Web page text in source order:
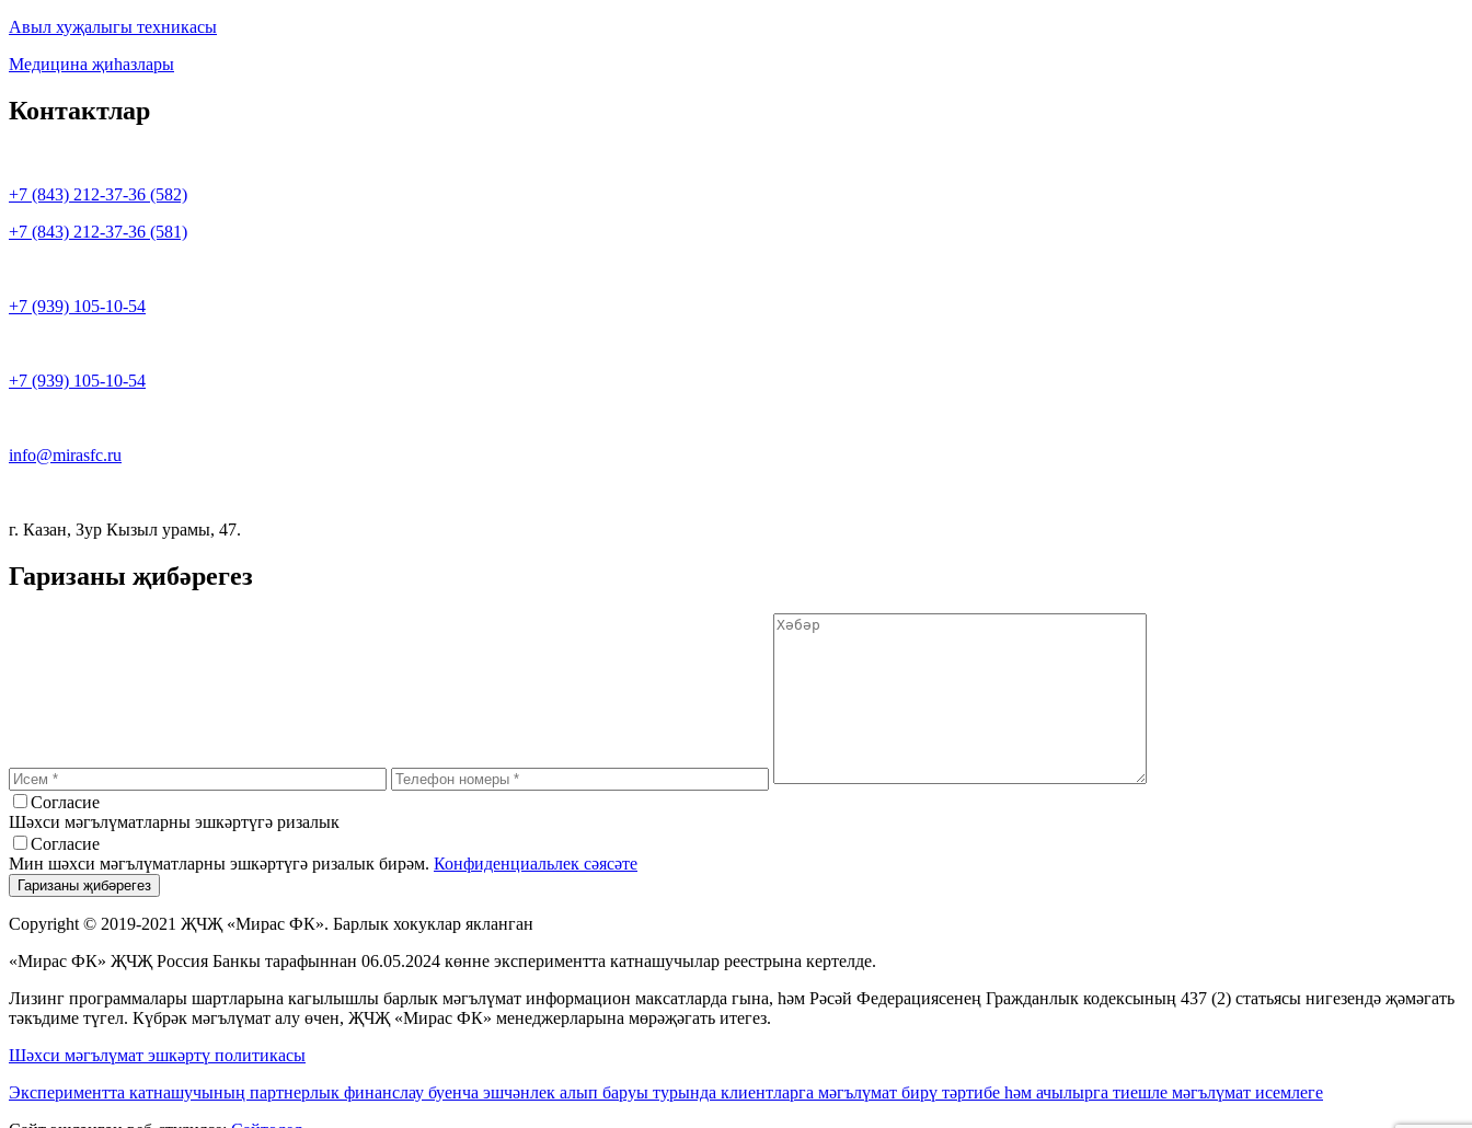
Авыл хуҗалыгы техникасы
Медицина җиһазлары
Контактлар
+7 (843) 212-37-36 (582)
+7 (843) 212-37-36 (581)
+7 (939) 105-10-54
+7 (939) 105-10-54
info@mirasfc.ru
г. Казан, Зур Кызыл урамы, 47.
Гаризаны җибәрегез
Согласие
Шәхси мәгълүматларны эшкәртүгә ризалык
Согласие
Мин шәхси мәгълүматларны эшкәртүгә ризалык бирәм. Конфиденциальлек сәясәте
Copyright © 2019-2021 ҖЧҖ «Мирас ФК». Барлык хокуклар якланган
«Мирас ФК» ҖЧҖ Россия Банкы тарафыннан 06.05.2024 көнне экспериментта катнашучылар реестрына кертелде.
Лизинг программалары шартларына кагылышлы барлык мәгълүмат информацион максатларда гына, һәм Рәсәй Федерациясенең Гражданлык кодексының 437 (2) статьясы нигезендә җәмәгать
тәкъдиме түгел. Күбрәк мәгълүмат алу өчен, ҖЧҖ «Мирас ФК» менеджерларына мөрәҗәгать итегез.
Шәхси мәгълүмат эшкәртү политикасы
Экспериментта катнашучының партнерлык финанслау буенча эшчәнлек алып баруы турында клиентларга мәгълүмат бирү тәртибе һәм ачылырга тиешле мәгълүмат исемлеге